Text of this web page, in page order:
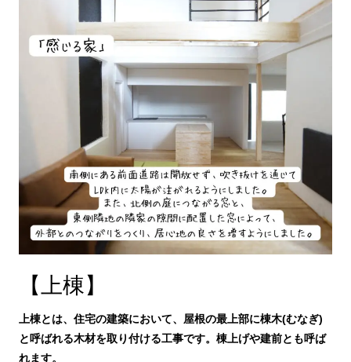
【上棟】
上棟とは、住宅の建築において、屋根の最上部に棟木(むなぎ)
と呼ばれる木材を取り付ける工事です。棟上げや建前とも呼ば
れます。